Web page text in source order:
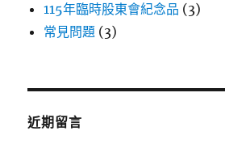
115年臨時股東會紀念品 (3)
常見問題 (3)
近期留言